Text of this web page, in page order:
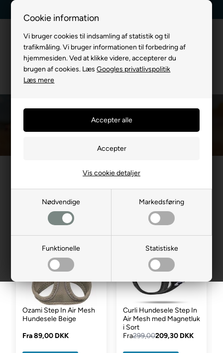
Cookie information
Vi bruger cookies til indsamling af statistik og til
trafikmåling. Vi bruger informationen til forbedring af
hjemmesiden. Ved at klikke videre, accepterer du
brugen af cookies. LæsGoogles privatlivspolitik
Læs mere
Nødvendige Markedsføring
Funktionelle Statistiske
Vis cookie detaljer
Step-in seler
Du er her:TIL HUND/Hundeseler/Step-in seler
Mest populære i Step-in
Ozami Step In Air Mesh
Hundesele Beige
Fra89,00 DKK
Curli Hundesele Step In
Air Mesh med Magnetluk
i Sort
Fra299,00209,30 DKK